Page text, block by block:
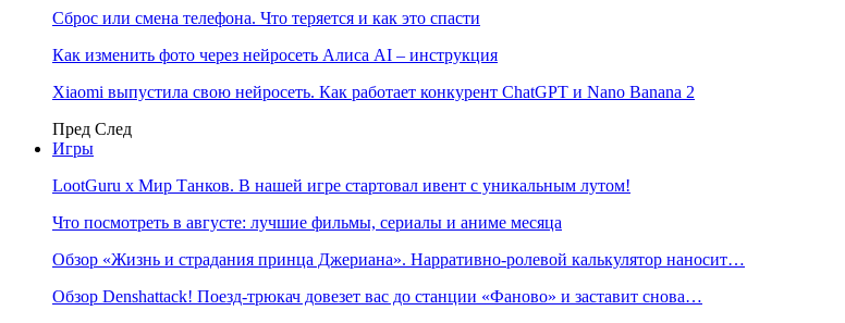
Сброс или смена телефона. Что теряется и как это спасти
Как изменить фото через нейросеть Алиса AI – инструкция
Xiaomi выпустила свою нейросеть. Как работает конкурент ChatGPT и Nano Banana 2
Пред След
Игры
LootGuru x Мир Танков. В нашей игре стартовал ивент с уникальным лутом!
Что посмотреть в августе: лучшие фильмы, сериалы и аниме месяца
Обзор «Жизнь и страдания принца Джериана». Нарративно-ролевой калькулятор наносит…
Обзор Denshattack! Поезд-трюкач довезет вас до станции «Фаново» и заставит снова…